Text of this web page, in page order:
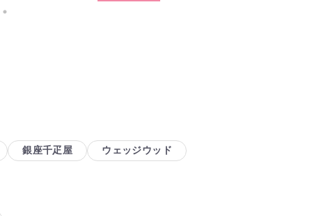
銀座千疋屋 ウェッジウッド